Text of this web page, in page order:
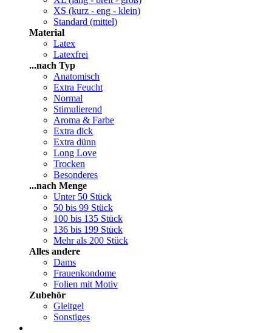
XS (kurz - eng - klein)
Standard (mittel)
Material
Latex
Latexfrei
...nach Typ
Anatomisch
Extra Feucht
Normal
Stimulierend
Aroma & Farbe
Extra dick
Extra dünn
Long Love
Trocken
Besonderes
...nach Menge
Unter 50 Stück
50 bis 99 Stück
100 bis 135 Stück
136 bis 199 Stück
Mehr als 200 Stück
Alles andere
Dams
Frauenkondome
Folien mit Motiv
Zubehör
Gleitgel
Sonstiges